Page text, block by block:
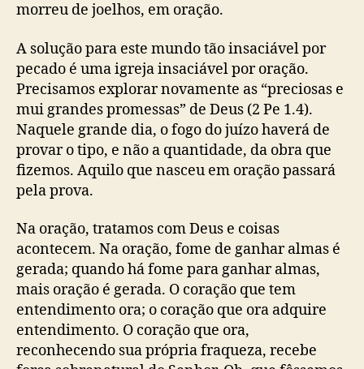
morreu de joelhos, em oração.
A solução para este mundo tão insaciável por
pecado é uma igreja insaciável por oração.
Precisamos explorar novamente as “preciosas e
mui grandes promessas” de Deus (2 Pe 1.4).
Naquele grande dia, o fogo do juízo haverá de
provar o tipo, e não a quantidade, da obra que
fizemos. Aquilo que nasceu em oração passará
pela prova.
Na oração, tratamos com Deus e coisas
acontecem. Na oração, fome de ganhar almas é
gerada; quando há fome para ganhar almas,
mais oração é gerada. O coração que tem
entendimento ora; o coração que ora adquire
entendimento. O coração que ora,
reconhecendo sua própria fraqueza, recebe